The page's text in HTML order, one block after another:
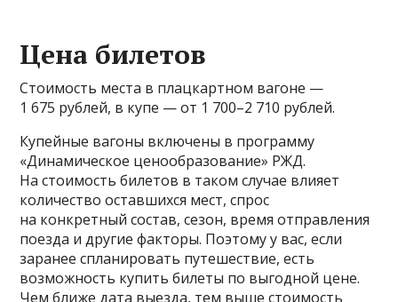
Цена билетов
Стоимость места в плацкартном вагоне —
1 675 рублей, в купе — от 1 700–2 710 рублей.
Купейные вагоны включены в программу
«Динамическое ценообразование» РЖД.
На стоимость билетов в таком случае влияет
количество оставшихся мест, спрос
на конкретный состав, сезон, время отправления
поезда и другие факторы. Поэтому у вас, если
заранее спланировать путешествие, есть
возможность купить билеты по выгодной цене.
Чем ближе дата выезда, тем выше стоимость